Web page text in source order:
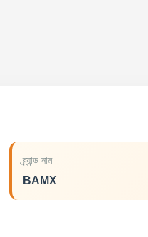
ব্র্যান্ড নাম
BAMX